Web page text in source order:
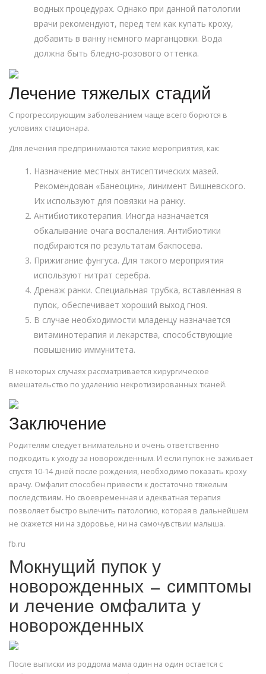
водных процедурах. Однако при данной патологии
врачи рекомендуют, перед тем как купать кроху,
добавить в ванну немного марганцовки. Вода
должна быть бледно-розового оттенка.
Лечение тяжелых стадий
С прогрессирующим заболеванием чаще всего борются в
условиях стационара.
Для лечения предпринимаются такие мероприятия, как:
Назначение местных антисептических мазей.
Рекомендован «Банеоцин», линимент Вишневского.
Их используют для повязки на ранку.
Антибиотикотерапия. Иногда назначается
обкалывание очага воспаления. Антибиотики
подбираются по результатам бакпосева.
Прижигание фунгуса. Для такого мероприятия
используют нитрат серебра.
Дренаж ранки. Специальная трубка, вставленная в
пупок, обеспечивает хороший выход гноя.
В случае необходимости младенцу назначается
витаминотерапия и лекарства, способствующие
повышению иммунитета.
В некоторых случаях рассматривается хирургическое
вмешательство по удалению некротизированных тканей.
Заключение
Родителям следует внимательно и очень ответственно
подходить к уходу за новорожденным. И если пупок не заживает
спустя 10-14 дней после рождения, необходимо показать кроху
врачу. Омфалит способен привести к достаточно тяжелым
последствиям. Но своевременная и адекватная терапия
позволяет быстро вылечить патологию, которая в дальнейшем
не скажется ни на здоровье, ни на самочувствии малыша.
fb.ru
Мокнущий пупок у
новорожденных — симптомы
и лечение омфалита у
новорожденных
После выписки из роддома мама один на один остается с